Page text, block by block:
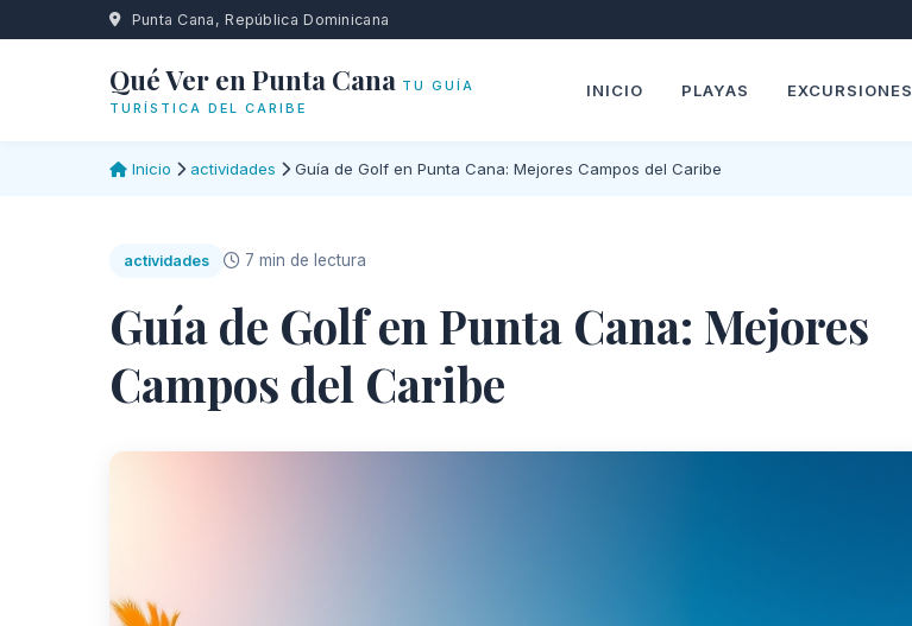
Punta Cana, República Dominicana
Qué Ver en Punta Cana TU GUÍA
TURÍSTICA DEL CARIBE
INICIO PLAYAS EXCURSIONES
Inicio actividades Guía de Golf en Punta Cana: Mejores Campos del Caribe
actividades 7 min de lectura
Guía de Golf en Punta Cana: Mejores
Campos del Caribe